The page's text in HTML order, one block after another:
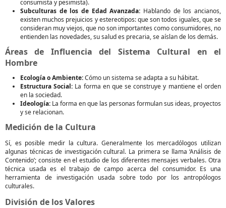
consumista y pesimista).
Subculturas de los de Edad Avanzada: Hablando de los ancianos,
existen muchos prejuicios y estereotipos: que son todos iguales, que se
consideran muy viejos, que no son importantes como consumidores, no
entienden las novedades, su salud es precaria, se aíslan de los demás.
Áreas de Influencia del Sistema Cultural en el
Hombre
Ecología o Ambiente:Cómo un sistema se adapta a su hábitat.
Estructura Social: La forma en que se construye y mantiene el orden
en la sociedad.
Ideología: La forma en que las personas formulan sus ideas, proyectos
y se relacionan.
Medición de la Cultura
Sí, es posible medir la cultura. Generalmente los mercadólogos utilizan
algunas técnicas de investigación cultural. La primera se llama ‘Análisis de
Contenido’; consiste en el estudio de los diferentes mensajes verbales. Otra
técnica usada es el trabajo de campo acerca del consumidor. Es una
herramienta de investigación usada sobre todo por los antropólogos
culturales.
División de los Valores